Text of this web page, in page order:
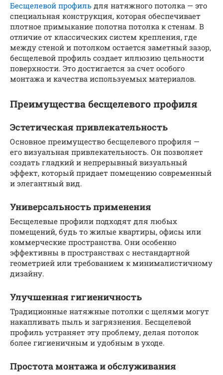
Бесщелевой профиль для натяжного потолка — это
специальная конструкция, которая обеспечивает
плотное примыкание полотна потолка к стенам. В
отличие от классических систем крепления, где
между стеной и потолком остается заметный зазор,
бесщелевой профиль создает иллюзию цельности
поверхности. Это достигается за счет особого
монтажа и качества используемых материалов.
Преимущества бесщелевого профиля
Эстетическая привлекательность
Основное преимущество бесщелевого профиля —
его визуальная привлекательность. Он позволяет
создать гладкий и непрерывный визуальный
эффект, который придает помещению современный
и элегантный вид.
Универсальность применения
Бесщелевые профили подходят для любых
помещений, будь то жилые квартиры, офисы или
коммерческие пространства. Они особенно
эффективны в пространствах с нестандартной
геометрией или требованием к минималистичному
дизайну.
Улучшенная гигиеничность
Традиционные натяжные потолки с щелями могут
накапливать пыль и загрязнения. Бесщелевой
профиль устраняет эту проблему, делая потолок
более гигиеничным и удобным в уходе.
Простота монтажа и обслуживания